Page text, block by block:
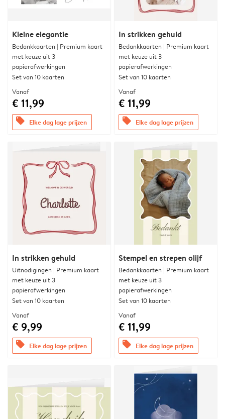
Kleine elegantie
Bedankkaarten | Premium kaart
met keuze uit 3
papierafwerkingen
Set van 10 kaarten
Vanaf
€ 11,99
offers Elke dag lage prijzen
In strikken gehuld
Bedankkaarten | Premium kaart
met keuze uit 3
papierafwerkingen
Set van 10 kaarten
Vanaf
€ 11,99
offers Elke dag lage prijzen
In strikken gehuld
Uitnodigingen | Premium kaart
met keuze uit 3
papierafwerkingen
Set van 10 kaarten
Vanaf
€ 9,99
offers Elke dag lage prijzen
Stempel en strepen olijf
Bedankkaarten | Premium kaart
met keuze uit 3
papierafwerkingen
Set van 10 kaarten
Vanaf
€ 11,99
offers Elke dag lage prijzen